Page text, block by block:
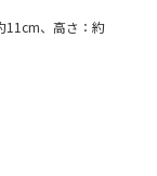
11cm、高さ：約